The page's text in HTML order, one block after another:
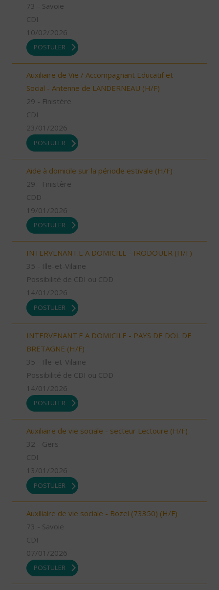
73 - Savoie
CDI
10/02/2026
POSTULER
Auxiliaire de Vie / Accompagnant Educatif et
Social - Antenne de LANDERNEAU (H/F)
29 - Finistère
CDI
23/01/2026
POSTULER
Aide à domicile sur la période estivale (H/F)
29 - Finistère
CDD
19/01/2026
POSTULER
INTERVENANT.E A DOMICILE - IRODOUER (H/F)
35 - Ille-et-Vilaine
Possibilité de CDI ou CDD
14/01/2026
POSTULER
INTERVENANT.E A DOMICILE - PAYS DE DOL DE
BRETAGNE (H/F)
35 - Ille-et-Vilaine
Possibilité de CDI ou CDD
14/01/2026
POSTULER
Auxiliaire de vie sociale - secteur Lectoure (H/F)
32 - Gers
CDI
13/01/2026
POSTULER
Auxiliaire de vie sociale - Bozel (73350) (H/F)
73 - Savoie
CDI
07/01/2026
POSTULER